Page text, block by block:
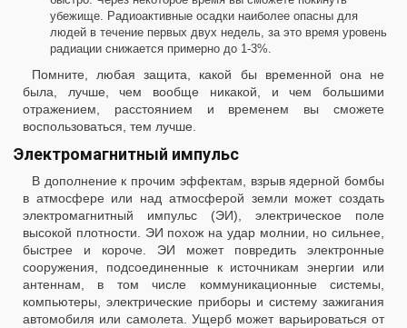
убежище. Радиоактивные осадки наиболее опасны для
людей в течение первых двух недель, за это время уровень
радиации снижается примерно до 1-3%.
Помните, любая защита, какой бы временной она не
была, лучше, чем вообще никакой, и чем большими
отражением, расстоянием и временем вы сможете
воспользоваться, тем лучше.
Электромагнитный импульс
В дополнение к прочим эффектам, взрыв ядерной бомбы
в атмосфере или над атмосферой земли может создать
электромагнитный импульс (ЭИ), электрическое поле
высокой плотности. ЭИ похож на удар молнии, но сильнее,
быстрее и короче. ЭИ может повредить электронные
сооружения, подсоединенные к источникам энергии или
антеннам, в том числе коммуникационные системы,
компьютеры, электрические приборы и систему зажигания
автомобиля или самолета. Ущерб может варьироваться от